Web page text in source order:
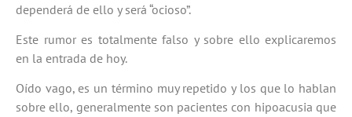
dependerá de ello y será “ocioso”.
Este rumor es totalmente falso y sobre ello explicaremos
en la entrada de hoy.
Oído vago, es un término muy repetido y los que lo hablan
sobre ello, generalmente son pacientes con hipoacusia que